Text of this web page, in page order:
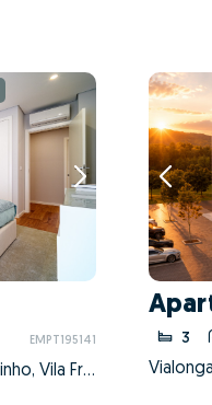
EMPT195141
Alverca do Ribatejo e Sobralinho, Vila Franca de Xira, Lisboa
3